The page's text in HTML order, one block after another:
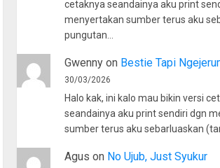
cetaknya seandainya aku print
menyertakan sumber terus aku
pungutan…
Gwennyon Bestie Tapi
30/03/2026
Halo kak, ini kalo mau bikin versi
seandainya aku print sendiri dgn
sumber terus aku sebarluaskan
Agus on No Ujub, Just Syukur